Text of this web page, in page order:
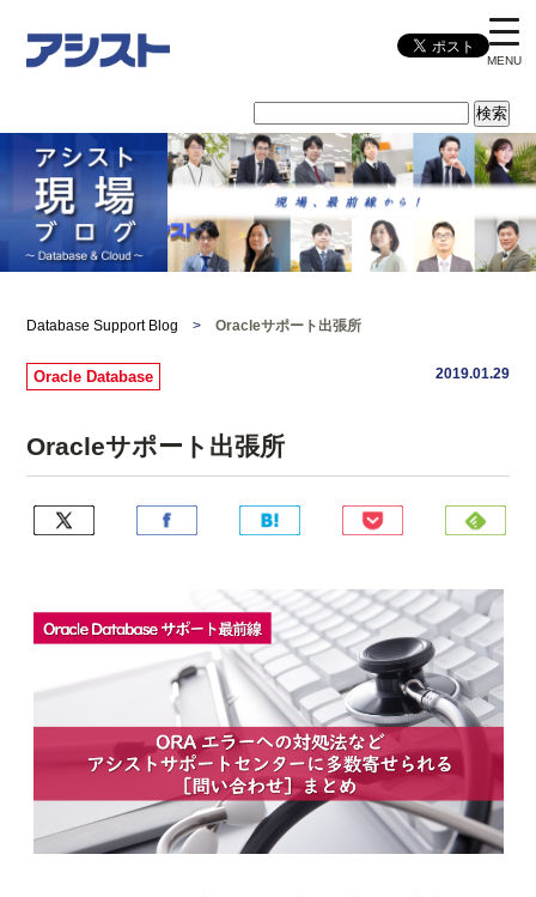
MENU
Database Support Blog > Oracleサポート出張所
Oracle Database 2019.01.29
Oracleサポート出張所